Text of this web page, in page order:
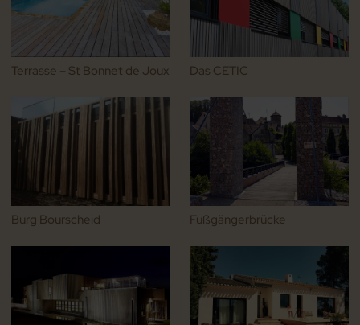
Terrasse – St Bonnet de Joux Das CETIC
Burg Bourscheid Fußgängerbrücke